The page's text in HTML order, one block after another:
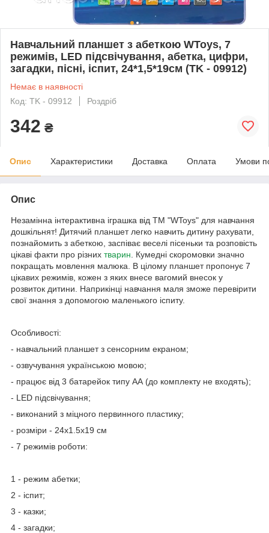
Навчальний планшет з абеткою WToys, 7
режимів, LED підсвічування, абетка, цифри,
загадки, пісні, іспит, 24*1,5*19см (TK - 09912)
Немає в наявності
Код: TK - 09912
Роздріб
342 ₴
Опис Характеристики Доставка Оплата Умови
Опис
Незамінна інтерактивна іграшка від ТМ "WToys" для навчання
дошкільнят! Дитячий планшет легко навчить дитину рахувати,
познайомить з абеткою, заспіває веселі пісеньки та розповість
цікаві факти про різних тварин . Кумедні скоромовки значно
покращать мовлення малюка. В цілому планшет пропонує 7
цікавих режимів, кожен з яких внесе вагомий внесок у
розвиток дитини. Наприкінці навчання маля зможе перевірити
свої знання з допомогою маленького іспиту.
Особливості:
- навчальний планшет з сенсорним екраном;
- озвучування українською мовою;
- працює від 3 батарейок типу АА (до комплекту не входять);
- LED підсвічування;
- виконаний з міцного первинного пластику;
- розміри - 24х1.5х19 см
- 7 режимів роботи:
1 - режим абетки;
2 - іспит;
3 - казки;
4 - загадки;